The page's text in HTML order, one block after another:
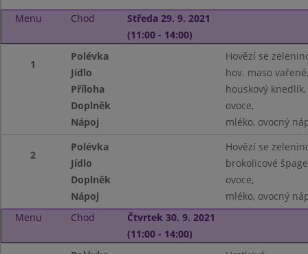
Menu Chod
Středa 29. 9. 2021
(11:00 - 14:00)
1
Polévka
Hovězí se
Jídlo
hov. maso
Příloha
houskový knedlík,
Doplněk
ovoce,
Nápoj
mléko, ovocný
2
Polévka
Hovězí se
Jídlo
brokolicové
Doplněk
ovoce,
Nápoj
mléko, ovocný
Menu
Chod
Čtvrtek 30. 9. 2021
(11:00 - 14:00)